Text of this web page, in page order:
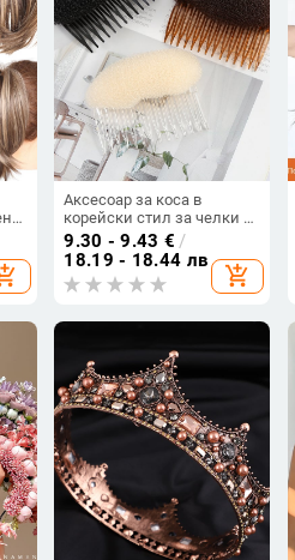
Аксесоар за коса в
корейски стил за челки —
ръчно изработено,
пластмаса/смола,
геометрично
стилизиране, марка Fumei
9.30 - 9.43 € /
18.19 - 18.44 лв
add_shopping_cart